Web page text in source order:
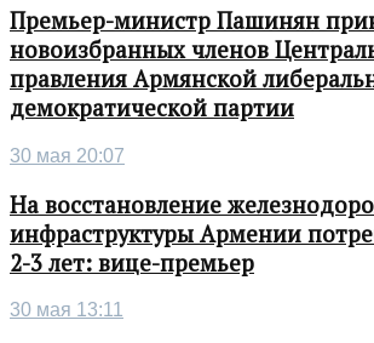
Премьер-министр Пашинян
новоизбранных членов
правления Армянской
демократической партии
30 мая 20:07
На восстановление
инфраструктуры Армении
2-3 лет: вице-премьер
30 мая 13:11